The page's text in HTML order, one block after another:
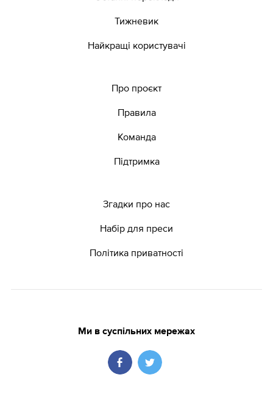
Тижневик
Найкращі користувачі
Про проєкт
Правила
Команда
Підтримка
Згадки про нас
Набір для преси
Політика приватності
Ми в суспільних мережах